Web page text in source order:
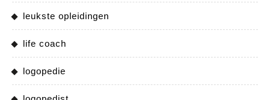
leukste opleidingen
life coach
logopedie